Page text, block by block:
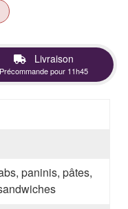
Livraison
Précommande pour 11h45
paninis, pâtes,